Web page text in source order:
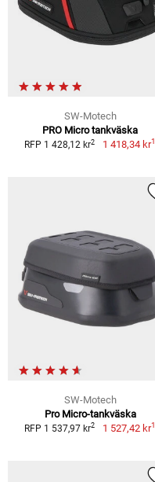
SW-Motech
PRO Micro tankväska
RFP 1 428,12 kr2 1 418,34 kr1
SW-Motech
Pro Micro-tankväska
RFP 1 537,97 kr2 1 527,42 kr1